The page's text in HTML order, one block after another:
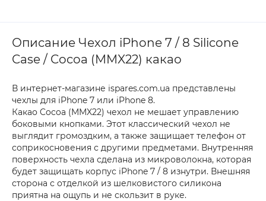
Описание Чехол iPhone 7 / 8 Silicone
Case / Cocoa (MMX22) какао
В интернет-магазине ispares.com.ua представлены
чехлы для iPhone 7 или iPhone 8.
Какао Cocoa (MMX22) чехол не мешает управлению
боковыми кнопками. Этот классический чехол не
выглядит громоздким, а также защищает телефон от
соприкосновения с другими предметами. Внутренняя
поверхность чехла сделана из микроволокна, которая
будет защищать корпус iPhone 7 / 8 изнутри. Внешняя
сторона с отделкой из шелковистого силикона
приятна на ощупь и не скользит в руке.